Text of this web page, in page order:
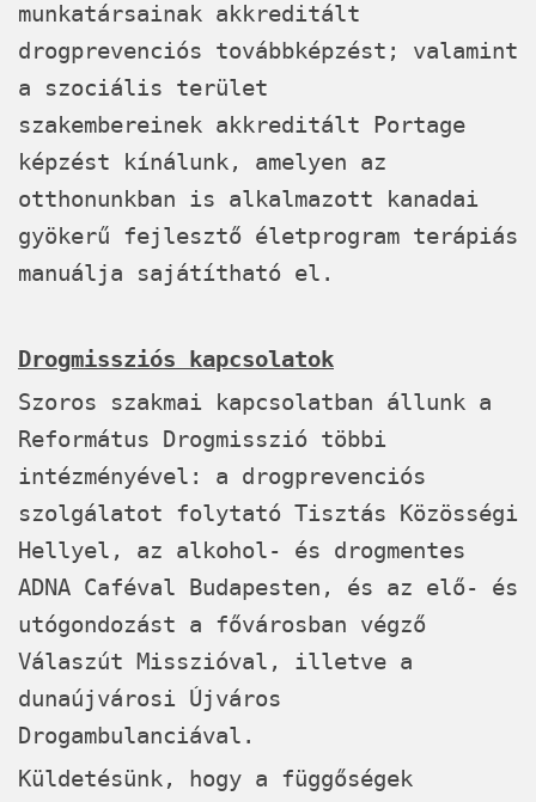
munkatársainak akkreditált
drogprevenciós továbbképzést; valamint
a szociális terület
szakembereinek akkreditált Portage
képzést kínálunk, amelyen az
otthonunkban is alkalmazott kanadai
gyökerű fejlesztő életprogram terápiás
manuálja sajátítható el.
Drogmissziós kapcsolatok
Szoros szakmai kapcsolatban állunk a
Református Drogmisszió többi
intézményével: a drogprevenciós
szolgálatot folytató Tisztás Közösségi
Hellyel, az alkohol- és drogmentes
ADNA Caféval Budapesten, és az elő- és
utógondozást a fővárosban végző
Válaszút Misszióval, illetve a
dunaújvárosi Újváros
Drogambulanciával.
Küldetésünk, hogy a függőségek